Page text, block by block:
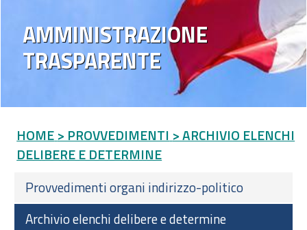
AMMINISTRAZIONE
TRASPARENTE
HOME > PROVVEDIMENTI > ARCHIVIO ELENCHI
DELIBERE E DETERMINE
Provvedimenti organi indirizzo-politico
Archivio elenchi delibere e determine